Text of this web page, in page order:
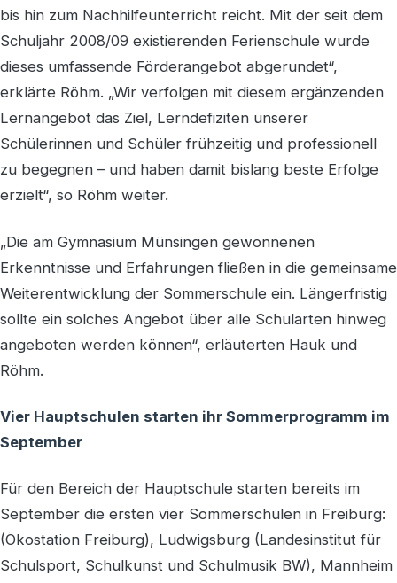
bis hin zum Nachhilfeunterricht reicht. Mit der seit dem
Schuljahr 2008/09 existierenden Ferienschule wurde
dieses umfassende Förderangebot abgerundet“,
erklärte Röhm. „Wir verfolgen mit diesem ergänzenden
Lernangebot das Ziel, Lerndefiziten unserer
Schülerinnen und Schüler frühzeitig und professionell
zu begegnen – und haben damit bislang beste Erfolge
erzielt“, so Röhm weiter.
„Die am Gymnasium Münsingen gewonnenen
Erkenntnisse und Erfahrungen fließen in die gemeinsame
Weiterentwicklung der Sommerschule ein. Längerfristig
sollte ein solches Angebot über alle Schularten hinweg
angeboten werden können“, erläuterten Hauk und
Röhm.
Vier Hauptschulen starten ihr Sommerprogramm im
September
Für den Bereich der Hauptschule starten bereits im
September die ersten vier Sommerschulen in Freiburg:
(Ökostation Freiburg), Ludwigsburg (Landesinstitut für
Schulsport, Schulkunst und Schulmusik BW), Mannheim